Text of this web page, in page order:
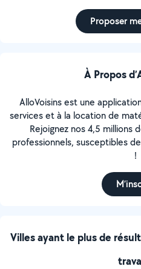
Villes ayant le plus de
Proposer
À Propos
AlloVoisins est une
services et à la location de
Rejoignez nos 4,5 millions
professionnels, susceptibles
!